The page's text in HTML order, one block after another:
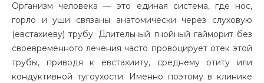
Организм человека — это единая система, где нос,
горло и уши связаны анатомически через слуховую
(евстахиеву) трубу. Длительный гнойный гайморит без
своевременного лечения часто провоцирует отёк этой
трубы, приводя к евстахииту, среднему отиту или
кондуктивной тугоухости. Именно поэтому в клинике